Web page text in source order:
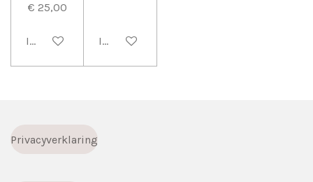
€ 25,00
In winkelwagenIn winkelwagen
Privacyverklaring